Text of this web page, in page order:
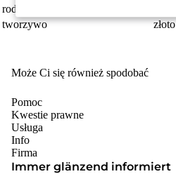
rodzaj biżuterii
tworzywo
Może Ci się również spodobać
Pomoc
Kwestie prawne
Usługa
Info
Firma
Immer glänzend informiert